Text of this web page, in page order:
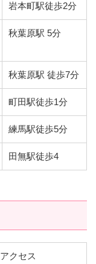
岩本町駅徒歩2分
秋葉原駅 5分
秋葉原駅 徒歩7分
町田駅徒歩1分
練馬駅徒歩5分
田無駅徒歩4
アクセス